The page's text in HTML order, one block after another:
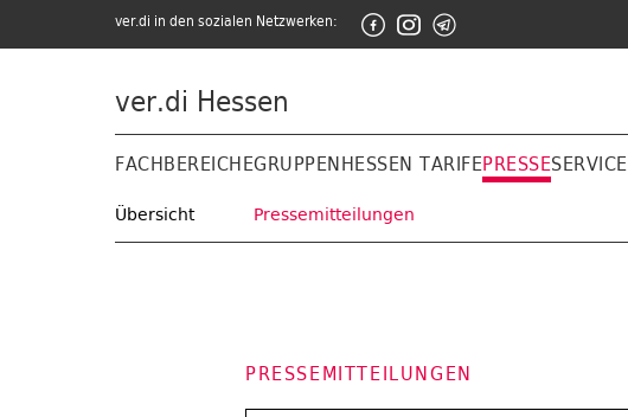
ver.di in den sozialen Netzwerken:
ver.di Hessen
FACHBEREICHEGRUPPENHESSEN TARIFEPRESSESERVICE
Übersicht Pressemitteilungen
PRESSEMITTEILUNGEN